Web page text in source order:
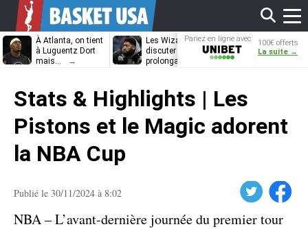
À Atlanta, on tient
à Luguentz Dort
mais…
Les Wizards vont
discuter
prolongation avec
Dennis
découvrira-t-il
Pariez en ligne avec
Unibet
100€ offerts
La suite →
Stats & Highlights | Les
Pistons et le Magic adorent
la NBA Cup
Publié le 30/11/2024 à 8:02 Facebook
NBA – L’avant-dernière journée du premier tour